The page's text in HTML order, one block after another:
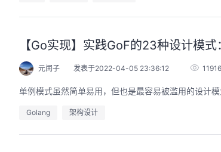
【Go实现】实践GoF的23种设计模
元闰子 发表于2022-04-05 23:36:12 11916
单例模式虽然简单易用，但也是最容易被滥用的设计
Golang 架构设计